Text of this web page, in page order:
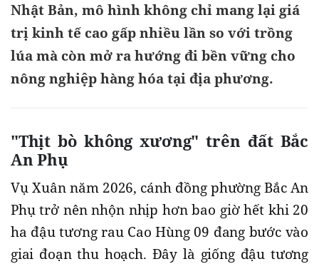
Nhật Bản, mô hình không chỉ mang lại giá
trị kinh tế cao gấp nhiều lần so với trồng
lúa mà còn mở ra hướng đi bền vững cho
nông nghiệp hàng hóa tại địa phương.
​"Thịt bò không xương" trên đất Bắc
An Phụ
​Vụ Xuân năm 2026, cánh đồng phường Bắc An
Phụ trở nên nhộn nhịp hơn bao giờ hết khi 20
ha đậu tương rau Cao Hùng 09 đang bước vào
giai đoạn thu hoạch. Đây là giống đậu tương